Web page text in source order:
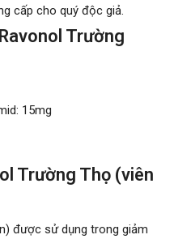
cấp cho quý độc giả.
Trường
15mg
Trường Thọ (viên
được sử dụng trong giảm